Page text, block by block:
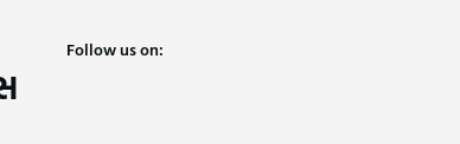
Follow us on: